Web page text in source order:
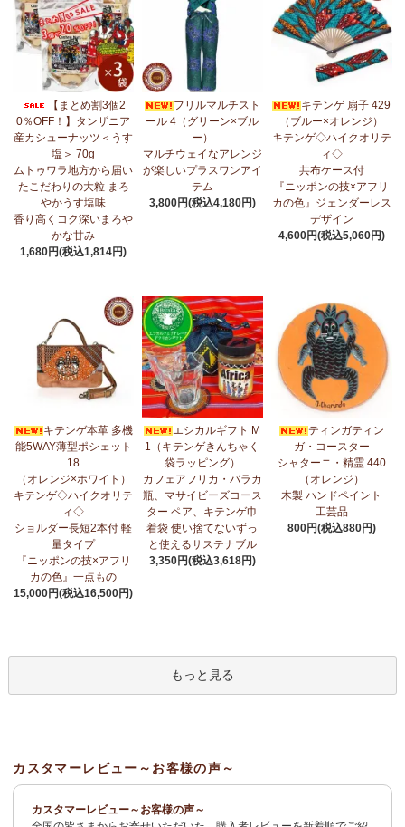
入荷！～天然素材 環境配慮したエシカル製品～
5/4：ノーカラーボレロジャケット新入荷！～キテンゲ◇ハイクオ
リティ◇で仕立てた新作登場！『ニッポンの技×アフリカの色』
5/4：キコイ アフリカの布ページに新入荷！
綿織布
5/1：ティンガティンガ・アート～ズベリの作品コーナー新入荷！
私たちバラカは、ズベリが遺してくださった作品を、これからも
大切に紹介してまいります。
4/23：
【2026新茶入荷】アフリカンプライド～アッサム種タンザ
ニア紅茶～無農薬手摘み茶葉～
4/15：ノースリーブワンピース～前後2way仕様～
新入荷！ゆった
りシルエット
4/15：【新登場】ティアードフレアパンツ新入荷！大人気のティ
アードパンツが、さらに進化してバージョンアップ！
【2026新茶 予約開始】アフリカンプライド～アッサム種タ
ンザニア紅茶～無農薬手摘み茶葉～
4/13：
【2026新豆入荷】タンザニア産カシューナッツ＜素焼き＞
＜うす塩＞～こだわりの大粒 香り高くコク深いまろやかな甘み～
3/27：キテンゲ◇ハイクオリティ◇2026新柄 タンザニアより新入
～アフリカンプリント生地～
3/27： サーカスパンツ
仕立てた新作登場！『ニッポンの技×アフリカの色』
3/11：リボン付きブラウス アレンジいろいろ9way仕様！新入
3/11：イレギュラーヘム タックスカート
イクオリティ◇で仕立てた新作登場！『ニッポンの技×アフリカの
【まとめ割3個2
0％OFF！】タンザニア
産カシューナッツ＜うす
塩＞ 70g
ムトゥワラ地方から届い
たこだわりの大粒 まろ
やかうす塩味
香り高くコク深いまろや
かな甘み
1,680円(税込1,814円)
フリルマルチスト
ール 4（グリーン×ブル
ー）
マルチウェイなアレンジ
が楽しいプラスワンアイ
テム
3,800円(税込4,180円)
キテンゲ 扇子 429
（ブルー×オレンジ）
キテンゲ◇ハイクオリテ
ィ◇
共布ケース付
『ニッポンの技×アフリ
カの色』ジェンダーレス
デザイン
4,600円(税込5,060円)
キテンゲ本革 多機
能5WAY薄型ポシェット
18
（オレンジ×ホワイト）
キテンゲ◇ハイクオリテ
ィ◇
ショルダー長短2本付 軽
量タイプ
『ニッポンの技×アフリ
カの色』一点もの
15,000円(税込16,500円)
エシカルギフト M
1（キテンゲきんちゃく
袋ラッピング）
カフェアフリカ・バラカ
瓶、マサイビーズコース
ター ペア、キテンゲ巾
着袋 使い捨てないずっ
と使えるサステナブル
3,350円(税込3,618円)
ティンガティン
ガ・コースター
シャターニ・精霊 440
（オレンジ）
木製 ハンドペイント
工芸品
800円(税込880円)
もっと見る
カスタマーレビュー～お客様の声～
カスタマーレビュー～お客様の声～